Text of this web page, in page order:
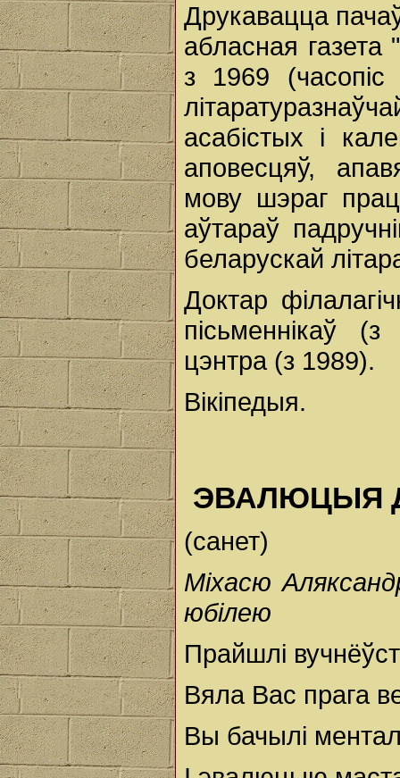
Друкавацца
абласная газета
з 1969
асабістых і
аповесцяў,
мову шэраг
аўтараў
беларускай
Доктар
пісьменнікаў
цэнтра (з 1989).
Вікіпедыя.
ЭВАЛЮЦЫЯ
(санет)
Міхасю
юбілею
Прайшлі
Вяла Вас прага
Вы бачылі